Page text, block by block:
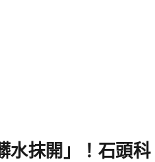
水抹開」！石頭科